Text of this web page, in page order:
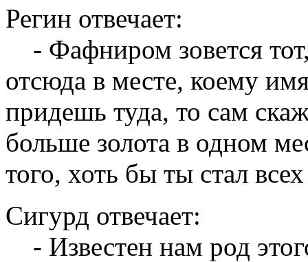
Регин отвечает:
- Фафниром зовется
отсюда в месте, коему
придешь туда, то сам
больше золота в одном
того, хоть бы ты стал
Сигурд отвечает:
- Известен нам род